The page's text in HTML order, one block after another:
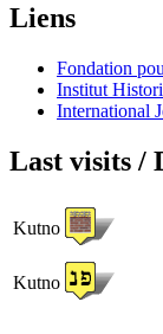
Liens
Fondation
Institut
International
Last visits /
Kutno
Kutno